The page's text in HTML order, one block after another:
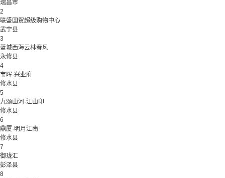
瑞昌市
2
联盛国贸超级购物中心
武宁县
3
蓝城西海云林春风
永修县
4
宝晖·兴业府
修水县
5
九颂山河·江山印
修水县
6
鼎厦·明月江南
修水县
7
御珑汇
彭泽县
8